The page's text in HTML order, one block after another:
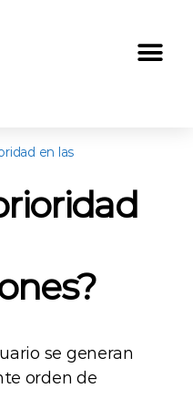
en las
se generan
orden de